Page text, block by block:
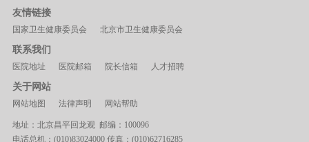
友情链接
国家卫生健康委员会 北京市卫生健康委员会
联系我们
医院地址 医院邮箱 院长信箱 人才招聘
关于网站
网站地图 法律声明 网站帮助
地址：北京昌平回龙观 邮编：100096
电话总机：(010)83024000 传真：(010)62716285